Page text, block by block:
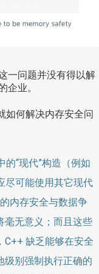
一问题并没有得以解
企业。
如何解决内存安全问
“现代”构造（例如
尽可能使用其它现代
内存安全与数据争
毫无意义；而且这些
C++ 缺乏能够在安全
级别强制执行正确的